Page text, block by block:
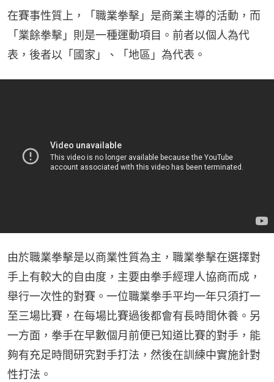
在賽事性質上，「職業拳擊」是商業主導的活動，而
「業餘拳擊」則是一種運動項目。前者以個人為代
表，後者以「國家」、「地區」為代表。
由於職業拳擊是以商業性質為主，職業拳擊在選擇對
手上有較大的自由度，主要由拳手經理人協商而成，
舉行一次性的對賽。一位職業拳手平均一年只須打一
至三場比賽，在每場比賽過後都會有長時間休養。另
一方面，拳手在早數個月前便已知道比賽的對手，能
夠有充足時間研究對手打法，然後在訓練中實施針對
性打法。